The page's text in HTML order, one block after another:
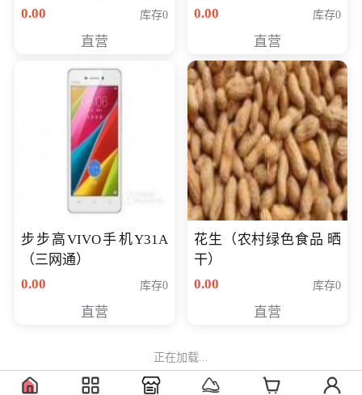
版 全网通(3G+32G)
0.00 库存0
直营
0.00
库存0
直营
步步高VIVO手机Y31A
（三网通）
0.00
库存0
直营
花生（农村绿色食品 晒
干）
0.00
库存0
直营
正在加载...